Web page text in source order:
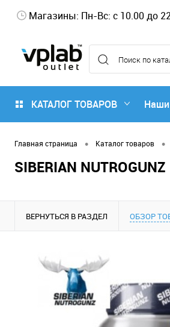
Магазины: Пн-Вс: с 10.00 до
КАТАЛОГ ТОВАРОВ
Главная страница • Каталог товаров •
SIBERIAN
ВЕРНУТЬСЯ В РАЗДЕЛ ОБЗОР